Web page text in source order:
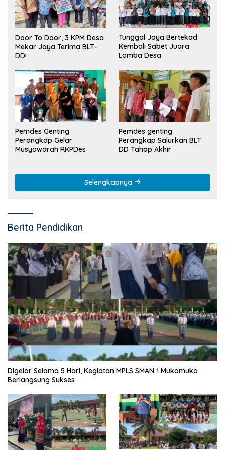
Door To Door, 3 KPM Desa
Mekar Jaya Terima BLT-
DD!
Tunggal Jaya Bertekad
Kembali Sabet Juara
Lomba Desa
Pemdes Genting
Perangkap Gelar
Musyawarah RKPDes
Pemdes genting
Perangkap Salurkan BLT
DD Tahap Akhir
Selengkapnya
Berita Pendidikan
Digelar Selama 5 Hari, Kegiatan MPLS SMAN 1 Mukomuko
Berlangsung Sukses